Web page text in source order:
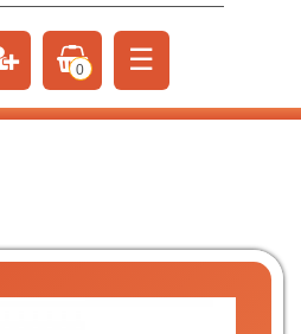
0 ☰